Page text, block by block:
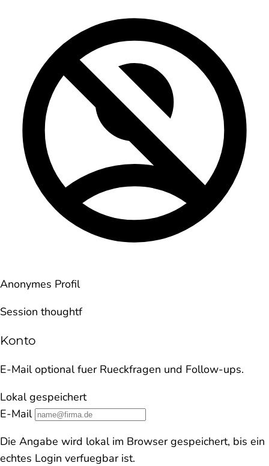
Anonymes Profil
Session thoughtf
Konto
E-Mail optional fuer Rueckfragen und Follow-ups.
Lokal gespeichert
E-Mail
Die Angabe wird lokal im Browser gespeichert, bis ein
echtes Login verfuegbar ist.